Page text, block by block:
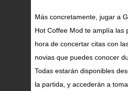
Más concretamente, jugar a
Hot Coffee Mod te amplía las
hora de concertar citas con
novias que puedes conocer
Todas estarán disponibles
la partida, y accederán a